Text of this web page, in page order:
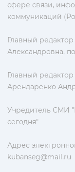
сфере связи,
коммуникаций
Главный
Александровна,
Главный редактор
Арендаренко
Учредитель СМИ
сегодня"
Адрес
kubanseg@mail.ru